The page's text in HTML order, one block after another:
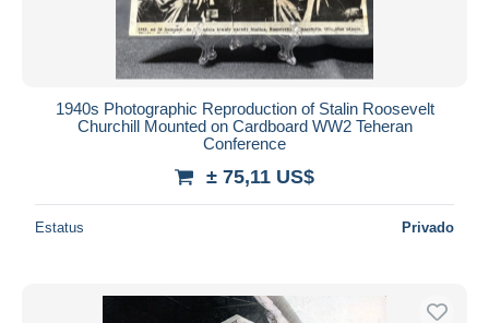
1940s Photographic Reproduction of Stalin Roosevelt
Churchill Mounted on Cardboard WW2 Teheran
Conference
± 75,11 US$
Estatus Privado